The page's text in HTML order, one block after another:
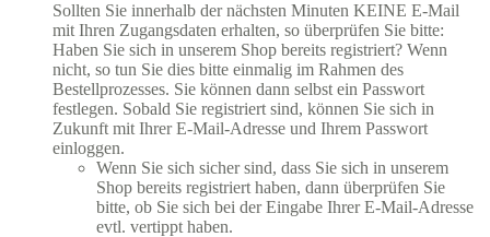
Sollten Sie innerhalb der nächsten Minuten KEINE E-Mail
mit Ihren Zugangsdaten erhalten, so überprüfen Sie bitte:
Haben Sie sich in unserem Shop bereits registriert? Wenn
nicht, so tun Sie dies bitte einmalig im Rahmen des
Bestellprozesses. Sie können dann selbst ein Passwort
festlegen. Sobald Sie registriert sind, können Sie sich in
Zukunft mit Ihrer E-Mail-Adresse und Ihrem Passwort
einloggen.
Wenn Sie sich sicher sind, dass Sie sich in unserem
Shop bereits registriert haben, dann überprüfen Sie
bitte, ob Sie sich bei der Eingabe Ihrer E-Mail-Adresse
evtl. vertippt haben.